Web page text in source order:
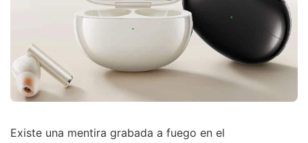
Existe una mentira grabada a fuego en el